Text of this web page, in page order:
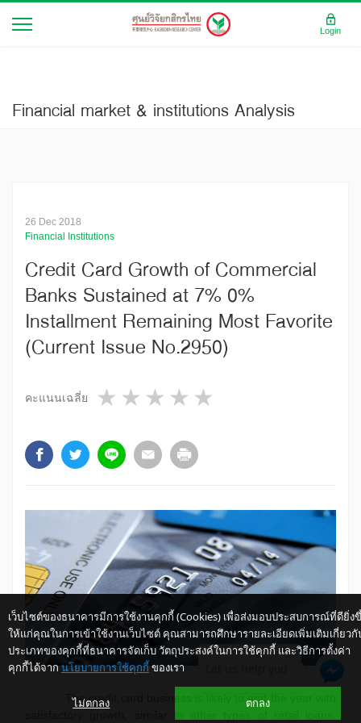
Financial market & institutions Analysis
26 Dec 2018
Financial Institutions
Credit Card Growth of Commercial
Banks Sustained at 7% 0%
Installment Remaining Most Favorite
(Current Issue No.2950)
คะแนนเฉลี่ย 4 stars
3 stars
2 stars
1 star
The credit card business is likely to end the year with
เว็บไซต์ของธนาคารมีการใช้งานคุกกี้ (Cookies) เพื่อส่งมอบประสบการณ์ที่ดียิ่ง
ให้แก่คุณในการเข้าใช้งานเว็บไซต์ คุณสามารถศึกษารายละเอียดเพิ่มเติมเกี่ยวกั
ประเภทของคุกกี้ที่ธนาคารจัดเก็บ วัตถุประสงค์ในการใช้คุกกี้ และวิธีการตั้งค่า
คุกกี้ได้จาก นโยบายการใช้คุกกี้ ของเรา
ไม่ตกลง ตกลง
Login